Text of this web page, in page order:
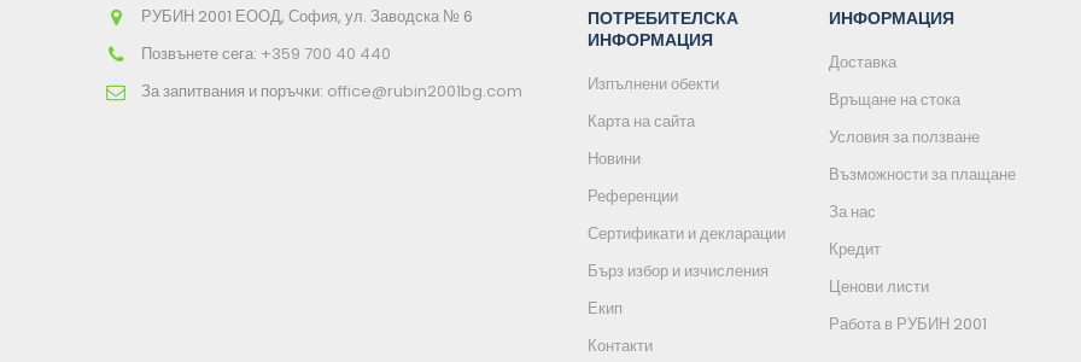
РУБИН 2001 ЕООД, София, ул. Заводска № 6
Позвънете сега: +359 700 40 440
За запитвания и поръчки: office@rubin2001bg.com
ПОТРЕБИТЕЛСКА
ИНФОРМАЦИЯ
Изпълнени обекти
Карта на сайта
Новини
Референции
Сертификати и декларации
Бърз избор и изчисления
Екип
Контакти
ИНФОРМАЦИЯ
Доставка
Връщане на стока
Условия за ползване
Възможности за плащане
За нас
Кредит
Ценови листи
Работа в РУБИН 2001